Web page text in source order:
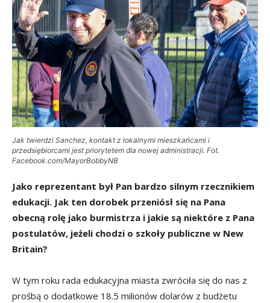
Jak twierdzi Sanchez, kontakt z lokalnymi mieszkańcami i
przedsiębiorcami jest priorytetem dla nowej administracji. Fot.
Facebook.com/MayorBobbyNB
Jako reprezentant był Pan bardzo silnym rzecznikiem
edukacji. Jak ten dorobek przeniósł się na Pana
obecną rolę jako burmistrza i jakie są niektóre z Pana
postulatów, jeżeli chodzi o szkoły publiczne w New
Britain?
W tym roku rada edukacyjna miasta zwróciła się do nas z
prośbą o dodatkowe 18.5 milionów dolarów z budżetu